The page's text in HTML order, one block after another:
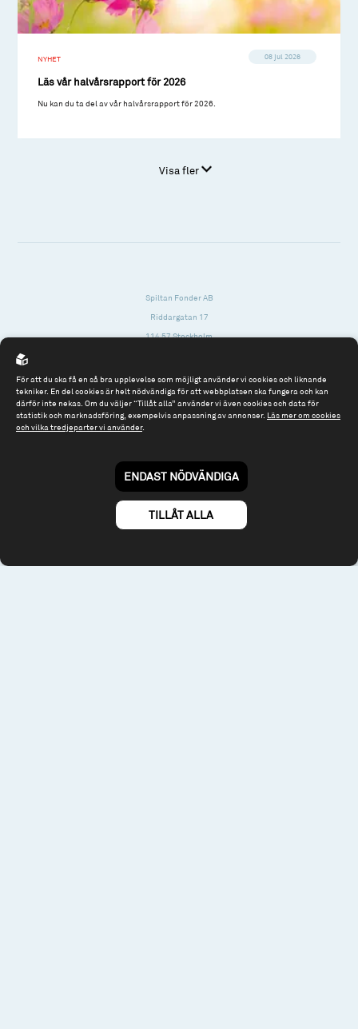
NYHET 08 jul 2026
Läs vår halvårsrapport för 2026
Nu kan du ta del av vår halvårsrapport för 2026.
Visa fler
Spiltan Fonder AB
Riddargatan 17
114 57 Stockholm
Tel: 08 - 545 813 40
fonder@spiltanfonder.se
Till spiltan.se
© 2026 - Spiltan Fonder AB
By Sphinxly
För att du ska få en så bra upplevelse som möjligt använder vi cookies och liknande
tekniker. En del cookies är helt nödvändiga för att webbplatsen ska fungera och kan
därför inte nekas. Om du väljer “Tillåt alla” använder vi även cookies och data för
statistik och marknadsföring, exempelvis anpassning av annonser. Läs mer om cookies
och vilka tredjeparter vi använder.
ENDAST NÖDVÄNDIGA
TILLÅT ALLA